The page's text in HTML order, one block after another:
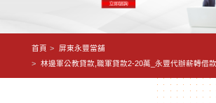
首頁
屏東永豐當舖
林邊軍公教貸款,職軍貸款2-20萬_永豐代辦薪轉借